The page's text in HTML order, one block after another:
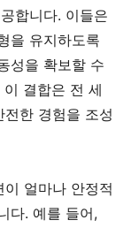
합니다. 이들은
을 유지하도록
성을 확보할 수
결합은 전 세
한 경험을 조성
얼마나 안정적
다. 예를 들어,